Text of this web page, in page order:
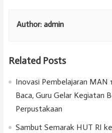
Author: admin
Related Posts
Inovasi Pembelajaran MAN
Baca, Guru Gelar Kegiatan
Perpustakaan
Sambut Semarak HUT RI